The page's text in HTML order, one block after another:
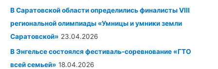
В Саратовской области определились финалистыVIII
региональной олимпиады «Умницы и умники земли
Саратовской» 23.04.2026
В Энгельсе состоялся фестиваль-соревнование «ГТО
всей семьей» 18.04.2026